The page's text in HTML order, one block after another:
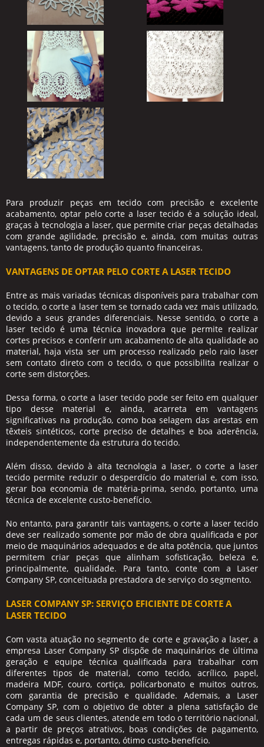
Para produzir peças em tecido com precisão e excelente
acabamento, optar pelocorte a laser tecidoé a solução ideal,
graças à tecnologia a laser, que permite criar peças detalhadas
com grande agilidade, precisão e, ainda, com muitas outras
vantagens, tanto de produção quanto financeiras.
VANTAGENS DE OPTAR PELO CORTE A LASER TECIDO
Entre as mais variadas técnicas disponíveis para trabalhar com
o tecido, o corte a laser tem se tornado cada vez mais utilizado,
devido a seus grandes diferenciais. Nesse sentido, ocorte a
laser tecidoé uma técnica inovadora que permite realizar
cortes precisos e conferir um acabamento de alta qualidade ao
material, haja vista ser um processo realizado pelo raio laser
sem contato direto com o tecido, o que possibilita realizar o
corte sem distorções.
Dessa forma, ocorte a laser tecidopode ser feito em qualquer
tipo desse material e, ainda, acarreta em vantagens
significativas na produção, como boa selagem das arestas em
têxteis sintéticos, corte preciso de detalhes e boa aderência,
independentemente da estrutura do tecido.
Além disso, devido à alta tecnologia a laser, ocorte a laser
tecido permite reduzir o desperdício do material e, com isso,
gerar boa economia de matéria-prima, sendo, portanto, uma
técnica de excelente custo-benefício.
No entanto, para garantir tais vantagens, ocorte a laser tecido
deve ser realizado somente por mão de obra qualificada e por
meio de maquinários adequados e de alta potência, que juntos
permitem criar peças que alinham sofisticação, beleza e,
principalmente, qualidade. Para tanto, conte com a Laser
Company SP, conceituada prestadora de serviço do segmento.
LASER COMPANY SP: SERVIÇO EFICIENTE DE CORTE A
LASER TECIDO
Com vasta atuação no segmento de corte e gravação a laser, a
empresa Laser Company SP dispõe de maquinários de última
geração e equipe técnica qualificada para trabalhar com
diferentes tipos de material, como tecido, acrílico, papel,
madeira MDF, couro, cortiça, policarbonato e muitos outros,
com garantia de precisão e qualidade. Ademais, a Laser
Company SP, com o objetivo de obter a plena satisfação de
cada um de seus clientes, atende em todo o território nacional,
a partir de preços atrativos, boas condições de pagamento,
entregas rápidas e, portanto, ótimo custo-benefício.